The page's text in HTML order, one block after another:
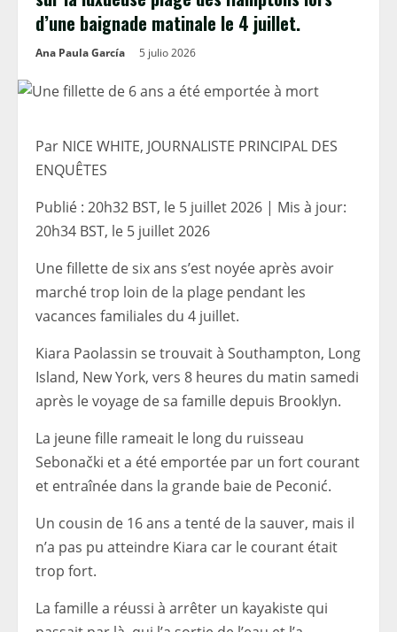
d’une baignade matinale le 4 juillet.
Ana Paula García 5 julio 2026
Par NICE WHITE, JOURNALISTE PRINCIPAL DES
ENQUÊTES
Publié : 20h32 BST, le 5 juillet 2026 | Mis à jour:
20h34 BST, le 5 juillet 2026
Une fillette de six ans s’est noyée après avoir
marché trop loin de la plage pendant les
vacances familiales du 4 juillet.
Kiara Paolassin se trouvait à Southampton, Long
Island, New York, vers 8 heures du matin samedi
après le voyage de sa famille depuis Brooklyn.
La jeune fille rameait le long du ruisseau
Sebonački et a été emportée par un fort courant
et entraînée dans la grande baie de Peconić.
Un cousin de 16 ans a tenté de la sauver, mais il
n’a pas pu atteindre Kiara car le courant était
trop fort.
La famille a réussi à arrêter un kayakiste qui